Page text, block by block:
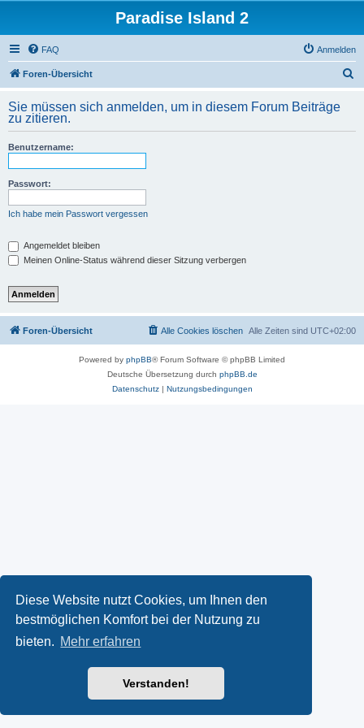
Diese Website nutzt Cookies, um Ihnen den
bestmöglichen Komfort bei der Nutzung zu
bieten. Mehr erfahren
Verstanden!
Paradise Island 2
FAQ Anmelden
Foren-Übersicht
h
Sie müssen sich anmelden, um in diesem Forum Beiträge
zu zitieren.
Benutzername:
Passwort:
Ich habe mein Passwort vergessen
Angemeldet bleiben
Meinen Online-Status während dieser Sitzung verbergen
Foren-Übersicht Alle Zeiten sind UTC+02:00
Alle Cookies löschen
Powered by phpBB® Forum Software © phpBB Limited
Deutsche Übersetzung durch phpBB.de
Datenschutz| Nutzungsbedingungen